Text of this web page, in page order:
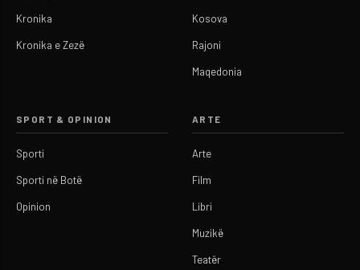
Kronika
Kronika e Zezë
Kosova
Rajoni
Maqedonia
SPORT & OPINION
Sporti
Sporti në Botë
Opinion
ARTE
Arte
Film
Libri
Muzikë
Teatër